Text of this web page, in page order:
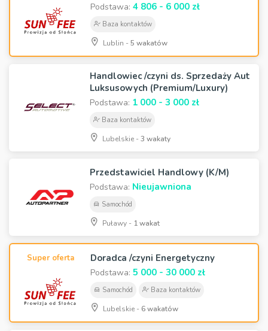
Podstawa: 4 806 - 6 000 zł
Baza kontaktów
Lublin -5 wakatów
Handlowiec /czyni ds. Sprzedaży Aut
Luksusowych (Premium/Luxury)
Podstawa: 1 000 - 3 000 zł
Baza kontaktów
Lubelskie -3 wakaty
Przedstawiciel Handlowy (K/M)
Podstawa: Nieujawniona
Samochód
Puławy - 1 wakat
Super oferta Doradca /czyni Energetyczny
Podstawa: 5 000 - 30 000 zł
Samochód Baza kontaktów
Lubelskie - 6 wakatów